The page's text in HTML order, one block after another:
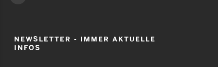
NEWSLETTER - IMMER AKTUELLE
INFOS